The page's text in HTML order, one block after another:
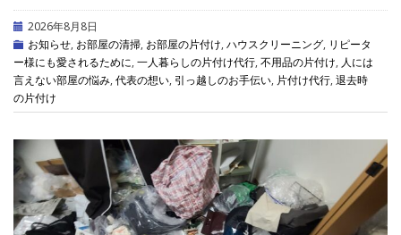
2026年8月8日
お知らせ, お部屋の清掃, お部屋の片付け, ハウスクリーニング, リピータ
ー様にも愛されるために, 一人暮らしの片付け代行, 不用品の片付け, 人には
言えない部屋の悩み, 代表の想い, 引っ越しのお手伝い, 片付け代行, 退去時
の片付け